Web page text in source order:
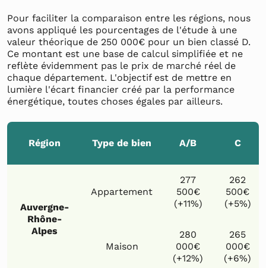
Pour faciliter la comparaison entre les régions, nous
avons appliqué les pourcentages de l'étude à une
valeur théorique de 250 000€ pour un bien classé D.
Ce montant est une base de calcul simplifiée et ne
reflète évidemment pas le prix de marché réel de
chaque département. L'objectif est de mettre en
lumière l'écart financier créé par la performance
énergétique, toutes choses égales par ailleurs.
Région Type de bien A/B C
Auvergne-
Rhône-
Alpes
Appartement
277
500€
(+11%)
262
500€
(+5%)
Maison
280
000€
(+12%)
265
000€
(+6%)